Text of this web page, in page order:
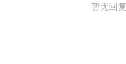
暂无回复